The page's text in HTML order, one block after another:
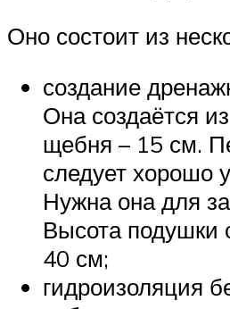
Оно состоит из
создание
Она создаётся
щебня – 15 см.
следует хорошо
Нужна она для
Высота подушки
40 см;
гидроизоляция